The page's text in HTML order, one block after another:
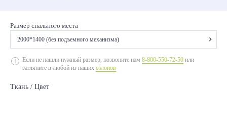
Размер спального места
2000*1400 (без подъемного механизма)
2000*1200 (без подъемного механизма)
2000*1200 (с подъемным механизмом)
2000*1400 (без подъемного механизма)
Если не нашли нужный размер, позвоните нам 8-800-550-72-50 или
загляните в любой из наших салонов
Ткань / Цвет